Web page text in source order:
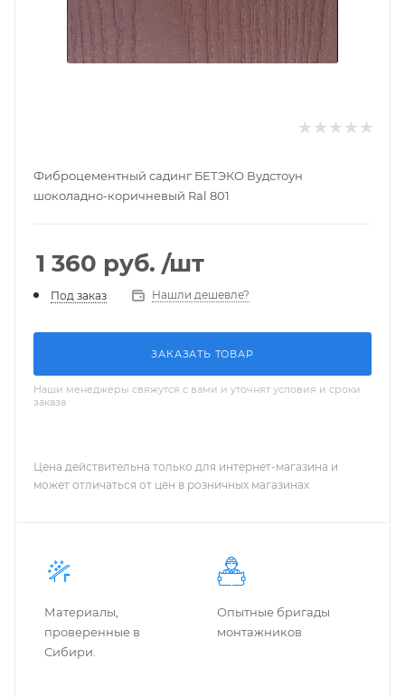
Фиброцементный садинг БЕТЭКО Вудстоун
шоколадно-коричневый Ral 801
1 360 руб. /шт
Под заказ Нашли дешевле?
ЗАКАЗАТЬ ТОВАР
Наши менеджеры свяжутся с вами и уточнят условия и сроки
заказа
Цена действительна только для интернет-магазина и
может отличаться от цен в розничных магазинах
Материалы,
проверенные в
Сибири.
Опытные бригады
монтажников